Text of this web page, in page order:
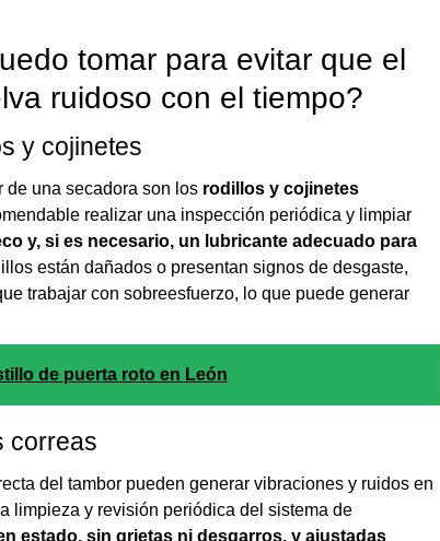
tomar para evitar que el
ruidoso con el tiempo?
y cojinetes
de una secadora son los rodillos y cojinetes
realizar una inspección periódica y limpiar
y, si es necesario, un lubricante adecuado para
están dañados o presentan signos de desgaste,
trabajar con sobreesfuerzo, lo que puede generar
de puerta roto en León
correas
del tambor pueden generar vibraciones y ruidos en
limpieza y revisión periódica del sistema de
estado, sin grietas ni desgarros, y ajustadas